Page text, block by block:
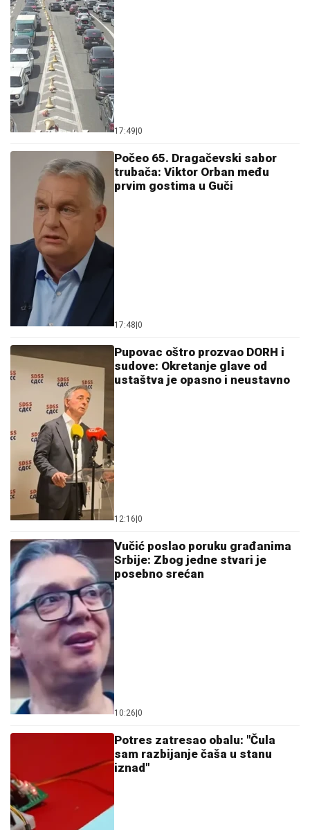
17:49 0
Počeo 65. Dragačevski sabor
trubača: Viktor Orban među
prvim gostima u Guči
17:48 0
Pupovac oštro prozvao DORH i
sudove: Okretanje glave od
ustaštva je opasno i neustavno
12:16 0
Vučić poslao poruku građanima
Srbije: Zbog jedne stvari je
posebno srećan
10:26 0
Potres zatresao obalu: "Čula
sam razbijanje čaša u stanu
iznad"